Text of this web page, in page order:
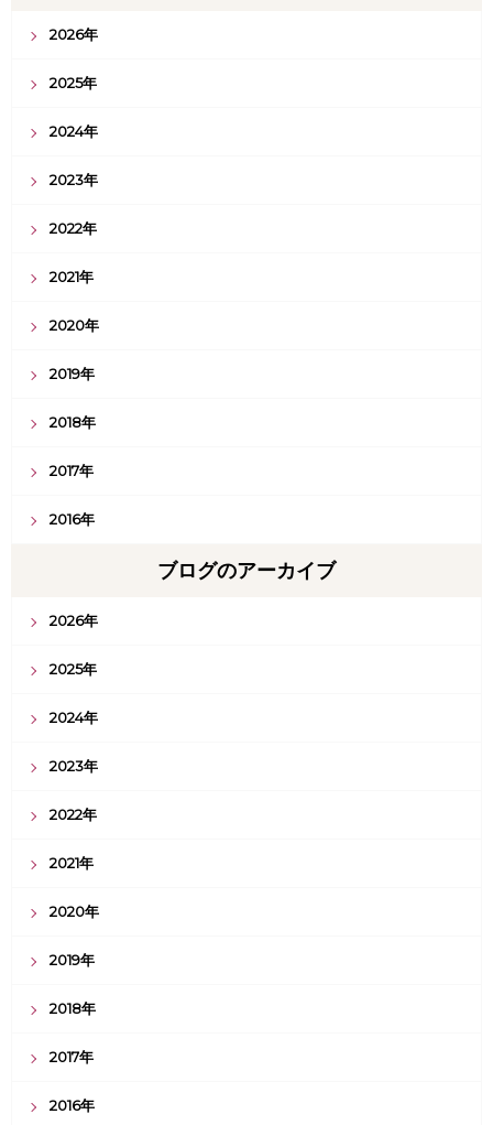
2026年
2025年
2024年
2023年
2022年
2021年
2020年
2019年
2018年
2017年
2016年
ブログのアーカイブ
2026年
2025年
2024年
2023年
2022年
2021年
2020年
2019年
2018年
2017年
2016年